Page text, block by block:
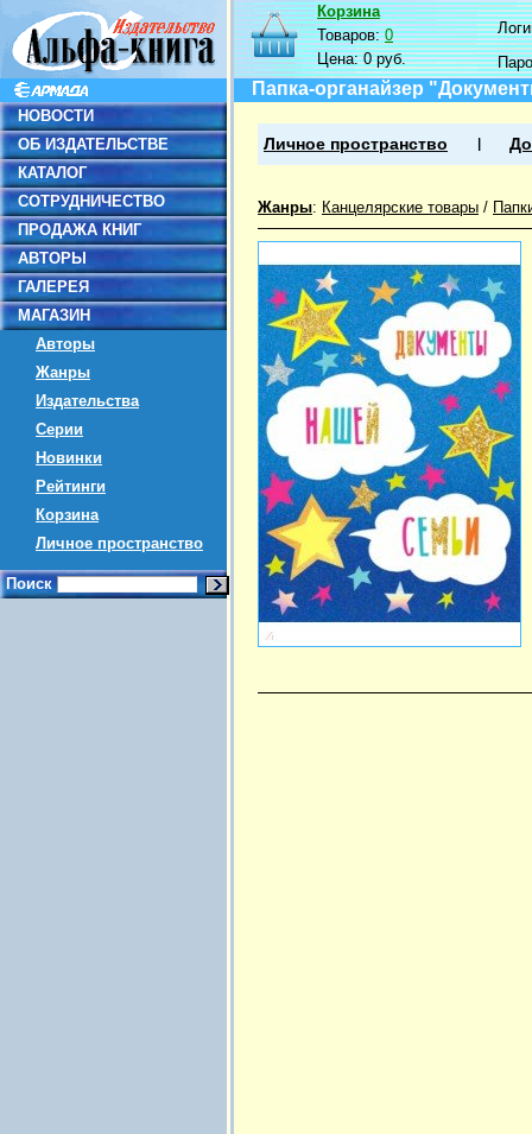
НОВОСТИ
ОБ ИЗДАТЕЛЬСТВЕ
КАТАЛОГ
СОТРУДНИЧЕСТВО
ПРОДАЖА КНИГ
АВТОРЫ
ГАЛЕРЕЯ
МАГАЗИН
Авторы
Жанры
Издательства
Серии
Новинки
Рейтинги
Корзина
Личное пространство
Поиск
Корзина
Товаров:0
Цена:0 руб.
Папка-органайзер
Личное пространство
Жанры: Канцелярские товары /